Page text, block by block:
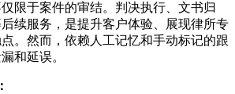
限于案件的审结。判决执行、文书归
续服务，是提升客户体验、展现律所专
。然而，依赖人工记忆和手动标记的跟
和延误。